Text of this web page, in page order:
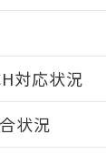
できます。
ログイン/会
対応状況
事項・凡例
状況